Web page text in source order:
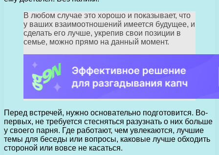
В любом случае это хорошо и показывает, что
у ваших взаимоотношений имеется будущее, и
сделать его лучше, укрепив свои позиции в
семье, можно прямо на данный момент.
Перед встречей, нужно основательно подготовится. Во-
первых, не требуется стесняться разузнать о них больше
у своего парня. Где работают, чем увлекаются, лучшие
темы для беседы или вопросы, каковые лучше обходить
стороной или вовсе не касаться.